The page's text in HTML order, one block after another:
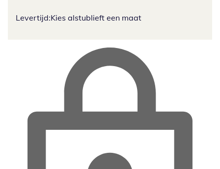
Levertijd:Kies alstublieft een maat